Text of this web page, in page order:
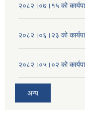
२०८२।०७।१५ को
२०८२।०६।२३ को
२०८२।०५।०२ को
अन्य